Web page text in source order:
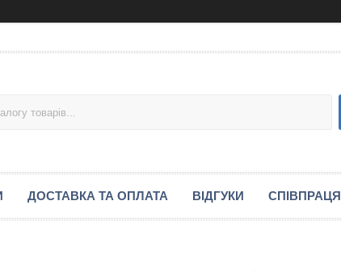
ДОСТАВКА ТА ОПЛАТА ВІДГУКИ СПІВПРАЦЯ